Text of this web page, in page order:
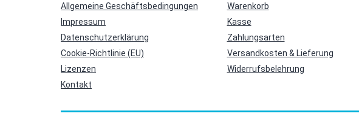
Allgemeine Geschäftsbedingungen
Impressum
Datenschutzerklärung
Cookie-Richtlinie (EU)
Lizenzen
Kontakt
Warenkorb
Kasse
Zahlungsarten
Versandkosten & Lieferung
Widerrufsbelehrung